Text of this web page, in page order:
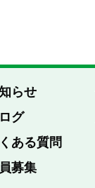
らせ
グ
ある質問
募集